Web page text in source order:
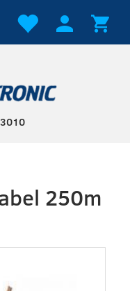
250m